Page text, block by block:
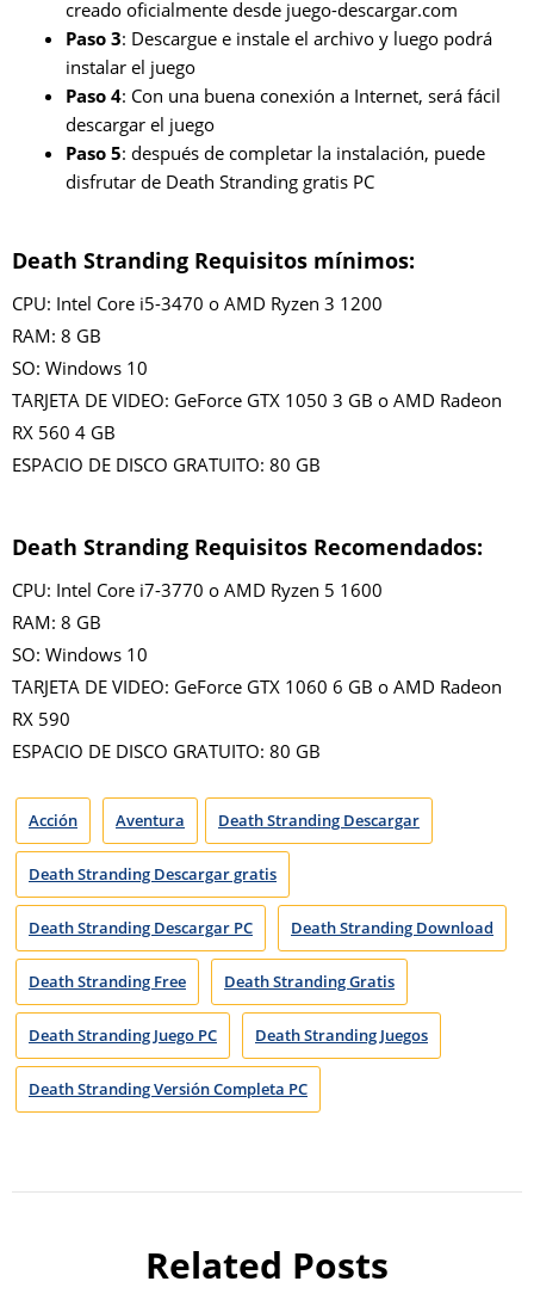
creado oficialmente desde juego-descargar.com
Paso 3: Descargue e instale el archivo y luego podrá
instalar el juego
Paso 4: Con una buena conexión a Internet, será fácil
descargar el juego
Paso 5: después de completar la instalación, puede
disfrutar de Death Stranding gratis PC
Death Stranding Requisitos mínimos:
CPU: Intel Core i5-3470 o AMD Ryzen 3 1200
RAM: 8 GB
SO: Windows 10
TARJETA DE VIDEO: GeForce GTX 1050 3 GB o AMD Radeon
RX 560 4 GB
ESPACIO DE DISCO GRATUITO: 80 GB
Death Stranding Requisitos Recomendados:
CPU: Intel Core i7-3770 o AMD Ryzen 5 1600
RAM: 8 GB
SO: Windows 10
TARJETA DE VIDEO: GeForce GTX 1060 6 GB o AMD Radeon
RX 590
ESPACIO DE DISCO GRATUITO: 80 GB
Acción Aventura Death Stranding Descargar
Death Stranding Descargar gratis
Death Stranding Descargar PC Death Stranding Download
Death Stranding Free Death Stranding Gratis
Death Stranding Juego PC Death Stranding Juegos
Death Stranding Versión Completa PC
Related Posts